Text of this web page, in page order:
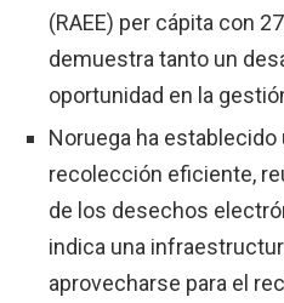
(RAEE) per cápita con
demuestra tanto un
oportunidad en la
Noruega ha
recolección eficiente,
de los desechos
indica una
aprovecharse para el